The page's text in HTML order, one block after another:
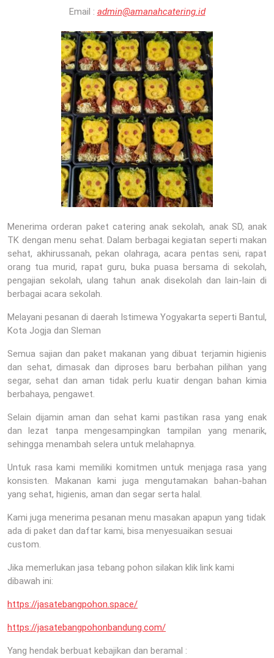
Email : admin@amanahcatering.id
Menerima orderan paket catering anak sekolah, anak SD, anak
TK dengan menu sehat. Dalam berbagai kegiatan seperti makan
sehat, akhirussanah, pekan olahraga, acara pentas seni, rapat
orang tua murid, rapat guru, buka puasa bersama di sekolah,
pengajian sekolah, ulang tahun anak disekolah dan lain-lain di
berbagai acara sekolah.
Melayani pesanan di daerah Istimewa Yogyakarta seperti Bantul,
Kota Jogja dan Sleman
Semua sajian dan paket makanan yang dibuat terjamin higienis
dan sehat, dimasak dan diproses baru berbahan pilihan yang
segar, sehat dan aman tidak perlu kuatir dengan bahan kimia
berbahaya, pengawet.
Selain dijamin aman dan sehat kami pastikan rasa yang enak
dan lezat tanpa mengesampingkan tampilan yang menarik,
sehingga menambah selera untuk melahapnya.
Untuk rasa kami memiliki komitmen untuk menjaga rasa yang
konsisten. Makanan kami juga mengutamakan bahan-bahan
yang sehat, higienis, aman dan segar serta halal.
Kami juga menerima pesanan menu masakan apapun yang tidak
ada di paket dan daftar kami, bisa menyesuaikan sesuai
custom.
Jika memerlukan jasa tebang pohon silakan klik link kami
dibawah ini:
https://jasatebangpohon.space/
https://jasatebangpohonbandung.com/
Yang hendak berbuat kebajikan dan beramal :